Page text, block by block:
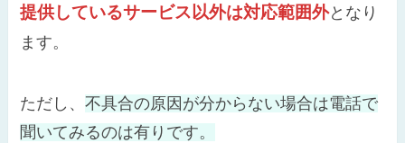
提供しているサービス以外は対応範囲外となり
ます。
ただし、不具合の原因が分からない場合は電話で
聞いてみるのは有りです。